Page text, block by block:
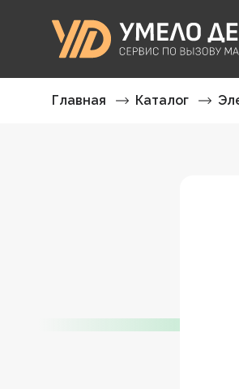
Главная Каталог